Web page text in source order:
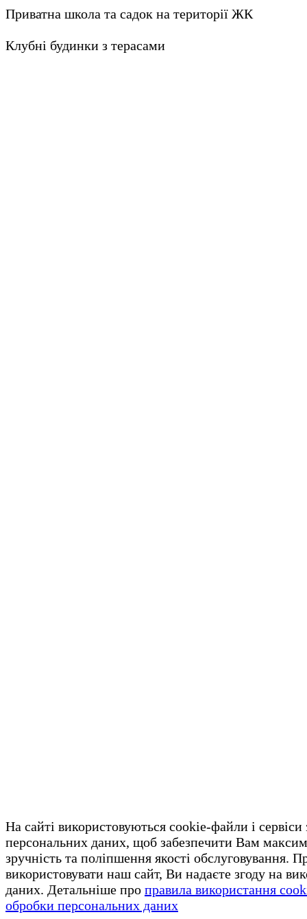
Приватна школа та садок на території ЖК
Клубні будинки з терасами
На сайті використовуються cookie-файли і сервіси
персональних даних, щоб забезпечити Вам
зручність та поліпшення якості обслуговування.
використовувати наш сайт, Ви надаєте згоду на
даних. Детальніше про правила використання
обробки персональних даних